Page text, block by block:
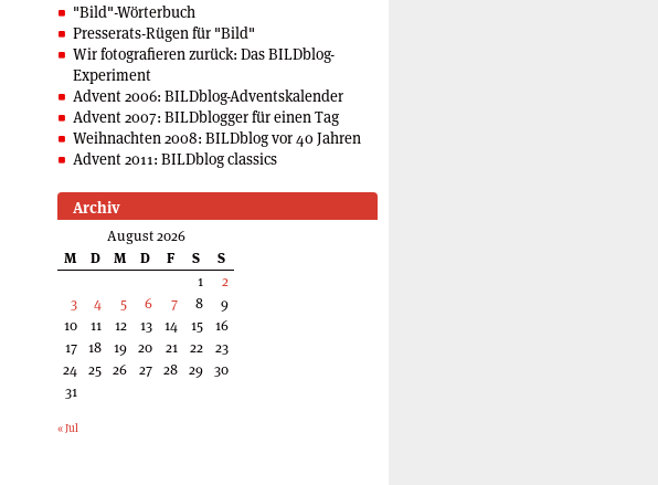
"Bild"-Wörterbuch
Presserats-Rügen für "Bild"
Wir fotografieren zurück: Das BILDblog-
Experiment
Advent 2006: BILDblog-Adventskalender
Advent 2007: BILDblogger für einen Tag
Weihnachten 2008: BILDblog vor 40 Jahren
Advent 2011: BILDblog classics
Archiv
August 2026
M
D M D F S
S
1
2
3
4 5 6 7 8
9
10
11 12 13 14 15
16
17 18 19 20 21 22
23
24 25 26 27 28 29 30
31
« Jul